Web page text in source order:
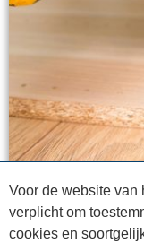
Voor de website van
verplicht om
cookies en